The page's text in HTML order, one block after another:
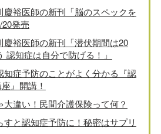
慶裕医師の新刊「脳のスペックを
発売
慶裕医師の新刊「潜伏期間は20
認知症は自分で防げる！」
知症予防のことがよく分かる『認
』開講！
違い！民間介護保険って何？
と認知症予防に！秘密はサプリ